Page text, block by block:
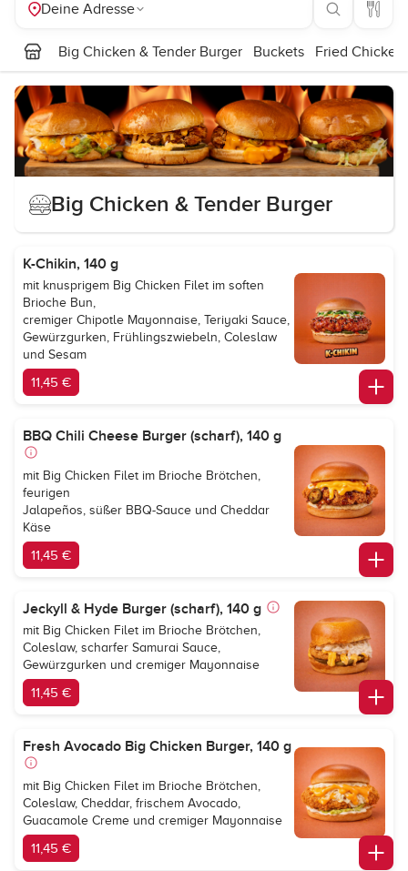
Deine Adresse
Big Chicken & Tender Burger Buckets Fried Chicken
Big Chicken & Tender Burger
K-Chikin, 140 g
mit knusprigem Big Chicken Filet im soften
Brioche Bun,
cremiger Chipotle Mayonnaise, Teriyaki Sauce,
Gewürzgurken, Frühlingszwiebeln, Coleslaw
und Sesam
11,45 €
BBQ Chili Cheese Burger (scharf), 140 g
mit Big Chicken Filet im Brioche Brötchen,
feurigen
Jalapeños, süßer BBQ-Sauce und Cheddar
Käse
11,45 €
Jeckyll & Hyde Burger (scharf), 140 g
mit Big Chicken Filet im Brioche Brötchen,
Coleslaw, scharfer Samurai Sauce,
Gewürzgurken und cremiger Mayonnaise
11,45 €
Fresh Avocado Big Chicken Burger, 140 g
mit Big Chicken Filet im Brioche Brötchen,
Coleslaw, Cheddar, frischem Avocado,
Guacamole Creme und cremiger Mayonnaise
11,45 €